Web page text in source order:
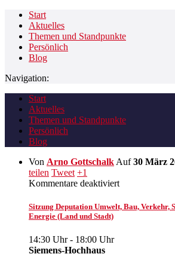
Start
Aktuelles
Themen und Standpunkte
Persönlich
Blog
Navigation:
Start
Aktuelles
Themen und Standpunkte
Persönlich
Blog
Von Arno Gottschalk Auf30 März
teilen Tweet +1
Kommentare deaktiviertfür
Deputation
Sitzung Deputation Umwelt, Bau, Verkehr,
Energie (Land und Stadt)
14:30 Uhr- 18:00 Uhr
Siemens-Hochhaus